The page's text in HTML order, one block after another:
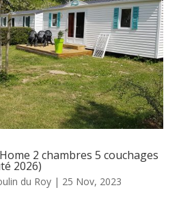
2 chambres 5 couchages
2026)
du Roy| 25 Nov, 2023